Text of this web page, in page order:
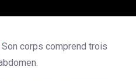
. Son corps comprend trois